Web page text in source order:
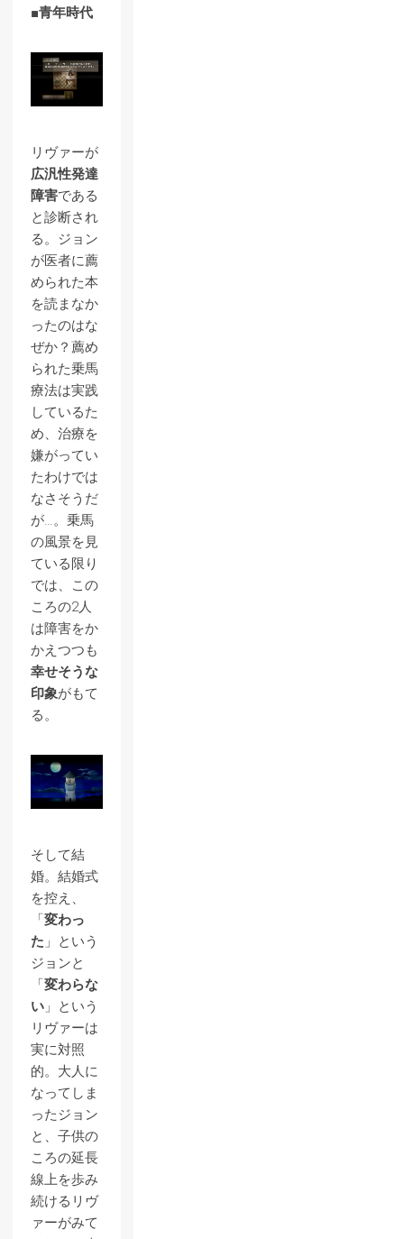
■青年時代
リヴァーが
広汎性発達
障害である
と診断され
る。ジョン
が医者に薦
められた本
を読まなか
ったのはな
ぜか？薦め
られた乗馬
療法は実践
しているた
め、治療を
嫌がってい
たわけでは
なさそうだ
が…。乗馬
の風景を見
ている限り
では、この
ころの2人
は障害をか
かえつつも
幸せそうな
印象がもて
る。
そして結
婚。結婚式
を控え、
「変わっ
た 」という
ジョンと
「変わらな
い 」という
リヴァーは
実に対照
的。大人に
なってしま
ったジョン
と、子供の
ころの延長
線上を歩み
続けるリヴ
ァーがみて